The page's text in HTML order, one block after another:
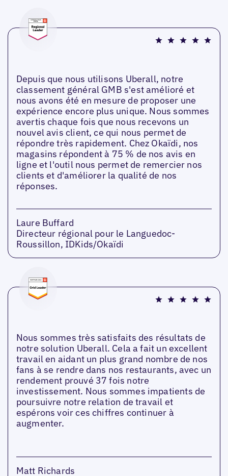
Depuis que nous utilisons Uberall, notre
classement général GMB s'est amélioré et
nous avons été en mesure de proposer une
expérience encore plus unique. Nous sommes
avertis chaque fois que nous recevons un
nouvel avis client, ce qui nous permet de
répondre très rapidement. Chez Okaïdi, nos
magasins répondent à 75 % de nos avis en
ligne et l'outil nous permet de remercier nos
clients et d'améliorer la qualité de nos
réponses.
Laure Buffard
Directeur régional pour le Languedoc-
Roussillon, IDKids/Okaïdi
Nous sommes très satisfaits des résultats de
notre solution Uberall. Cela a fait un excellent
travail en aidant un plus grand nombre de nos
fans à se rendre dans nos restaurants, avec un
rendement prouvé 37 fois notre
investissement. Nous sommes impatients de
poursuivre notre relation de travail et
espérons voir ces chiffres continuer à
augmenter.
Matt Richards